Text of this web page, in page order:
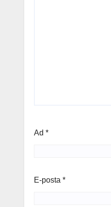
Ad *
E-posta *